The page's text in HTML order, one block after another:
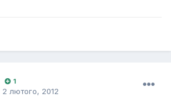
1
2 лютого, 2012